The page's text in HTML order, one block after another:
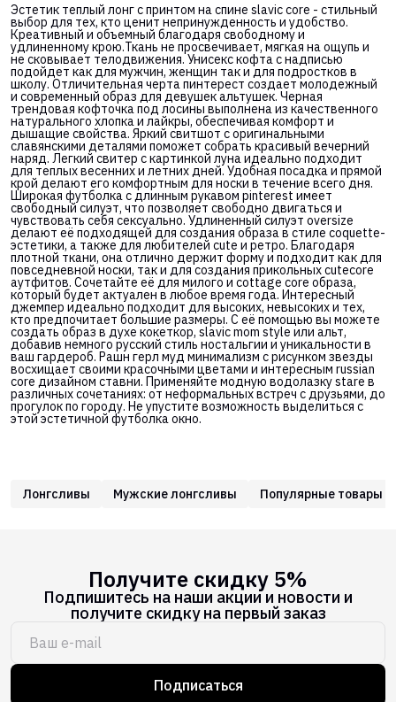
Эстетик теплый лонг с принтом на спине slavic core - стильный
выбор для тех, кто ценит непринужденность и удобство.
Креативный и объемный благодаря свободному и
удлиненному крою.Ткань не просвечивает, мягкая на ощупь и
не сковывает телодвижения. Унисекс кофта с надписью
подойдет как для мужчин, женщин так и для подростков в
школу. Отличительная черта пинтерест создает молодежный
и современный образ для девушек альтушек. Черная
трендовая кофточка под лосины выполнена из качественного
натурального хлопка и лайкры, обеспечивая комфорт и
дышащие свойства. Яркий свитшот с оригинальными
славянскими деталями поможет собрать красивый вечерний
наряд. Легкий свитер с картинкой луна идеально подходит
для теплых весенних и летних дней. Удобная посадка и прямой
крой делают его комфортным для носки в течение всего дня.
Широкая футболка с длинным рукавом pinterest имеет
свободный силуэт, что позволяет свободно двигаться и
чувствовать себя сексуально. Удлиненный силуэт oversize
делают её подходящей для создания образа в стиле coquette-
эстетики, а также для любителей cute и ретро. Благодаря
плотной ткани, она отлично держит форму и подходит как для
повседневной носки, так и для создания прикольных cutecore
аутфитов. Сочетайте её для милого и cottage core образа,
который будет актуален в любое время года. Интересный
джемпер идеально подходит для высоких, невысоких и тех,
кто предпочитает большие размеры. С её помощью вы можете
создать образ в духе кокеткор, slavic mom style или альт,
добавив немного русский стиль ностальгии и уникальности в
ваш гардероб. Рашн герл муд минимализм с рисунком звезды
восхищает своими красочными цветами и интересным russian
core дизайном ставни. Применяйте модную водолазку stare в
различных сочетаниях: от неформальных встреч с друзьями, до
прогулок по городу. Не упустите возможность выделиться с
этой эстетичной футболка окно.
Лонгсливы Мужские лонгсливы Популярные товары
Получите скидку 5%
Подпишитесь на наши акции и новости и
получите скидку на первый заказ
Подписаться